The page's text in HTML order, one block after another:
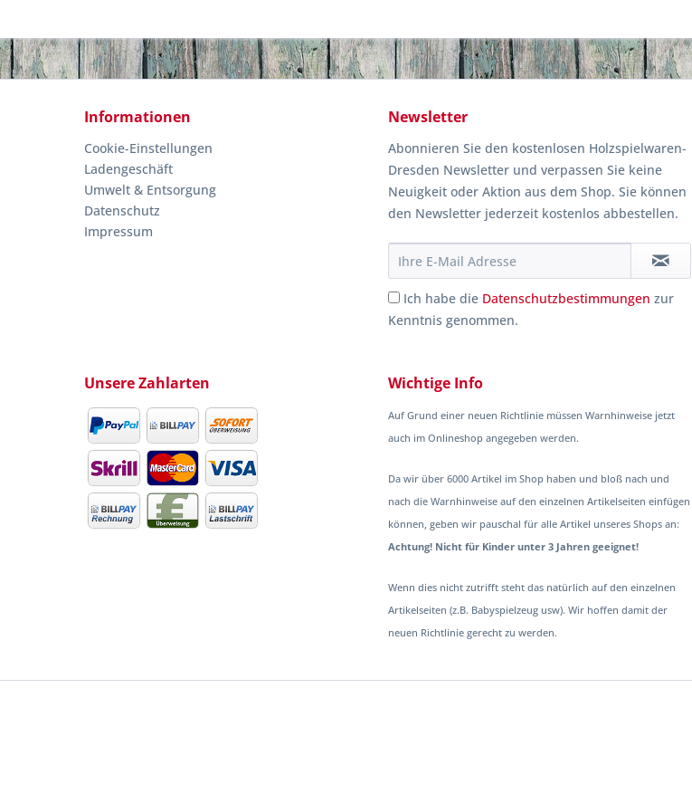
Informationen
Cookie-Einstellungen
Ladengeschäft
Umwelt & Entsorgung
Datenschutz
Impressum
Newsletter
Abonnieren Sie den kostenlosen Holzspielwaren-
Dresden Newsletter und verpassen Sie keine
Neuigkeit oder Aktion aus dem Shop. Sie können
den Newsletter jederzeit kostenlos abbestellen.
Ich habe die Datenschutzbestimmungen zur
Kenntnis genommen.
Unsere Zahlarten Wichtige Info
Auf Grund einer neuen Richtlinie müssen Warnhinweise jetzt
auch im Onlineshop angegeben werden.
Da wir über 6000 Artikel im Shop haben und bloß nach und
nach die Warnhinweise auf den einzelnen Artikelseiten einfügen
können, geben wir pauschal für alle Artikel unseres Shops an:
Achtung! Nicht für Kinder unter 3 Jahren geeignet!
Wenn dies nicht zutrifft steht das natürlich auf den einzelnen
Artikelseiten (z.B. Babyspielzeug usw). Wir hoffen damit der
neuen Richtlinie gerecht zu werden.